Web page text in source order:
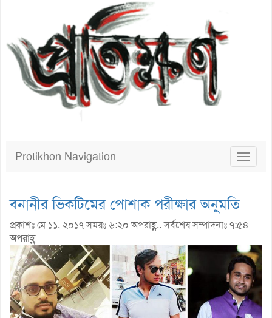
Toggle
Protikhon Navigation
বনানীর ভিকটিমের পোশাক পরীক্ষার অনুমতি
প্রকাশঃ মে ১১, ২০১৭ সময়ঃ ৬:২০ অপরাহ্ণ.. সর্বশেষ সম্পাদনাঃ ৭:৫৪
অপরাহ্ণ